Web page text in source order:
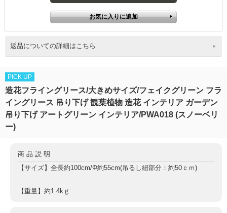
返品についての詳細はこちら
PICK UP
造花フライングリース/大きめサイズ/フェイクグリーン フラ
イングリース 吊り下げ 観葉植物 造花 インテリア ガーデン
吊り下げ アートグリーン インテリア/PWA018 (スノーベリ
ー)
商品説明
【サイズ】全長約100cm/Φ約55cm(吊るし紐部分：約50ｃｍ)
【重量】約1.4kｇ